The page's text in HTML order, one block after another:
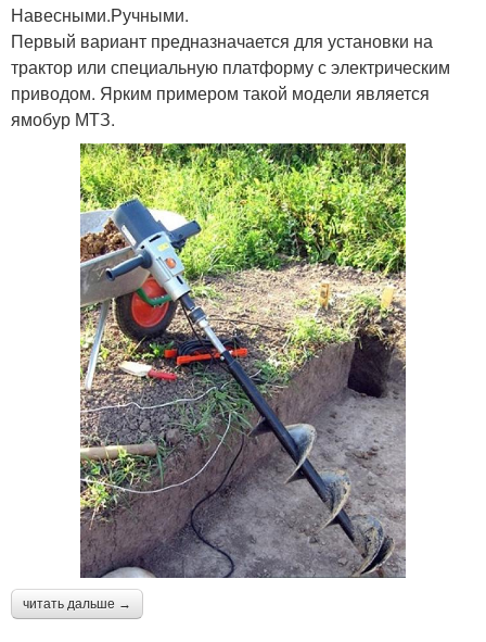
Навесными.Ручными.
Первый вариант предназначается для установки на
трактор или специальную платформу с электрическим
приводом. Ярким примером такой модели является
ямобур МТЗ.
читать дальше →